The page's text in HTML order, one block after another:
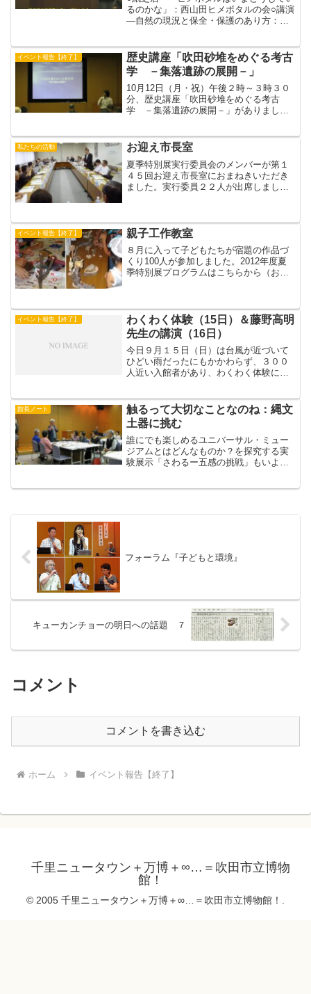
るのかな」：西山田ヒメボタルの会○講演
―自然の現況と保全・保護のあり方：武
環境学習協会）緑地回復を求める市民の
メッセージ○紙芝...
イベント報告【終了】
歴史講座「吹田砂堆をめぐる考古
学 －集落遺跡の展開－」
10月12日（月・祝）午後２時～３時３０
分、歴史講座「吹田砂堆をめぐる考古
学 －集落遺跡の展開－」がありまし
ある遺跡について話がありました。（き
ょうちゃん）
私たちの活動 お迎え市長室
夏季特別展実行委員会のメンバーが第１
４５回お迎え市長室におまねきいただき
ました。実行委員２２人が出席しまし
にわたっておしゃべりしまし...
イベント報告【終了】 親子工作教室
８月に入って子どもたちが宿題の作品づ
くり100人が参加しました。2012年度夏
季特別展プログラムはこちらから（おー
イベント報告【終了】
わくわく体験（15日）＆藤野高明
先生の講演（16日）
今日９月１５日（日）は台風が近づいて
ひどい雨だったにもかかわらず、３００
人近い入館者があり、わくわく体験にも
つ、吹田市議会議長豊田稔氏の祝辞のあ
と、点字名刺づくり、エコ封...
館長ノート
触るって大切なことなのね：縄文
土器に挑む
誰にでも楽しめるユニバーサル・ミュー
ジアムとはどんなものか？を探究する実
験展示「さわるー五感の挑戦」もいよい
フォーラム『子どもと環境』
キューカンチョーの明日への話題 ７
コメント
コメントを書き込む
ホーム イベント報告【終了】
千里ニュータウン＋万博＋∞…＝吹田市立博物
館！
© 2005 千里ニュータウン＋万博＋∞…＝吹田市立博物館！.